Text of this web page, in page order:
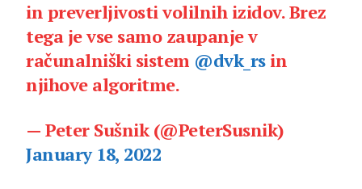
in preverljivosti volilnih izidov. Brez
tega je vse samo zaupanje v
računalniški sistem @dvk_rsin
njihove algoritme.
— Peter Sušnik (@PeterSusnik)
January 18, 2022